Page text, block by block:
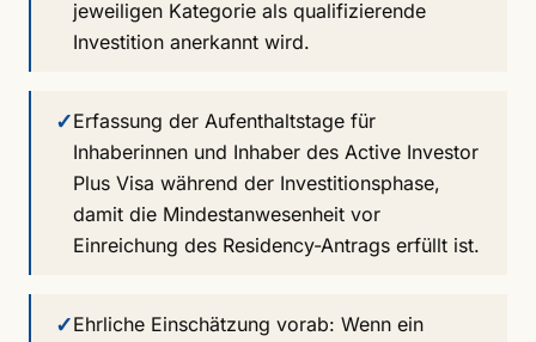
jeweiligen Kategorie als qualifizierende
Investition anerkannt wird.
✓Erfassung der Aufenthaltstage für
Inhaberinnen und Inhaber des Active Investor
Plus Visa während der Investitionsphase,
damit die Mindestanwesenheit vor
Einreichung des Residency-Antrags erfüllt ist.
✓Ehrliche Einschätzung vorab: Wenn ein